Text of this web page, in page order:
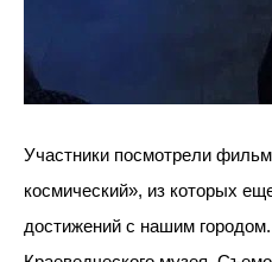
Участники посмотрели
космический», из которых
достижений с нашим